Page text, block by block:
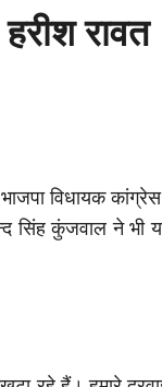
रावत
विधायक
सिंह कुंजवाल ने भी